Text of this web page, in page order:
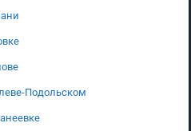
Подольском